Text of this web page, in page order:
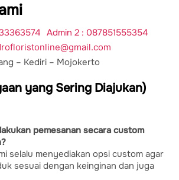
Admin 2 : 087851555354
– Kediri – Mojokerto
yang Sering Diajukan)
pemesanan secara custom
selalu menyediakan opsi custom agar
sesuai dengan keinginan dan juga